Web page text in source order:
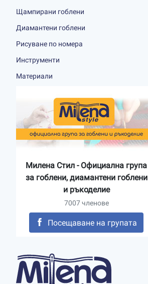
Щампирани гоблени
Диамантени гоблени
Рисуване по номера
Инструменти
Материали
Милена Стил - Официална група
за гоблени, диамантени гоблени
и ръкоделие
7007 членове
Посещаване на групата